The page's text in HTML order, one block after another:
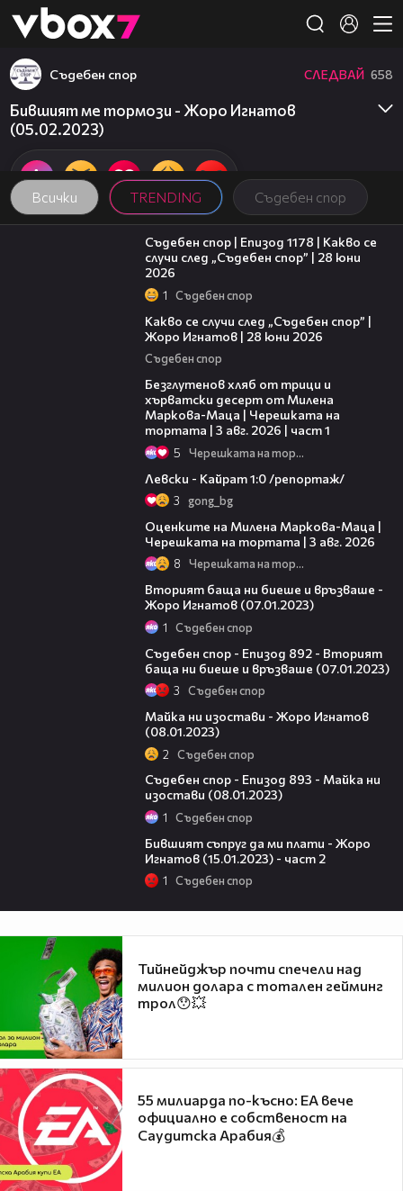
👾
Всички TRENDING Съдебен спор
Съдебен спор СЛЕДВАЙ 658
Бившият ме тормози - Жоро Игнатов
(05.02.2023)
47:02
Съдебен спор | Епизод 1178 | Какво се
случи след „Съдебен спор” | 28 юни
2026
1 Съдебен спор
Какво се случи след „Съдебен спор” |
Жоро Игнатов | 28 юни 2026
Съдебен спор
Безглутенов хляб от трици и
хърватски десерт от Милена
Маркова-Маца | Черешката на
тортата | 3 авг. 2026 | част 1
5 Черешката на тортата
Левски - Кайрат 1:0 /репортаж/
3 gong_bg
Оценките на Милена Маркова-Маца |
Черешката на тортата | 3 авг. 2026
8 Черешката на тортата
Вторият баща ни биеше и връзваше -
Жоро Игнатов (07.01.2023)
1 Съдебен спор
Съдебен спор - Епизод 892 - Вторият
баща ни биеше и връзваше (07.01.2023)
3 Съдебен спор
Майка ни изостави - Жоро Игнатов
(08.01.2023)
2 Съдебен спор
Съдебен спор - Епизод 893 - Майка ни
изостави (08.01.2023)
1 Съдебен спор
Бившият съпруг да ми плати - Жоро
Игнатов (15.01.2023) - част 2
1 Съдебен спор
Тийнейджър почти спечели над
милион долара с тотален гейминг
трол😯💥
55 милиарда по-късно: EA вече
официално е собственост на
Саудитска Арабия💰